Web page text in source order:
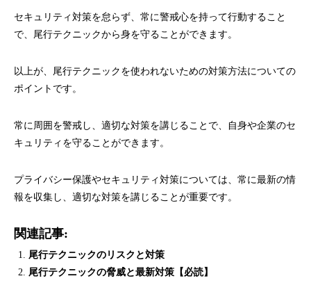
セキュリティ対策を怠らず、常に警戒心を持って行動すること
で、尾行テクニックから身を守ることができます。
以上が、尾行テクニックを使われないための対策方法についての
ポイントです。
常に周囲を警戒し、適切な対策を講じることで、自身や企業のセ
キュリティを守ることができます。
プライバシー保護やセキュリティ対策については、常に最新の情
報を収集し、適切な対策を講じることが重要です。
関連記事:
尾行テクニックのリスクと対策
尾行テクニックの脅威と最新対策【必読】